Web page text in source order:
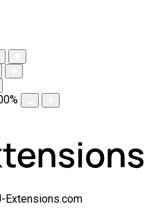
%
Extensions.com